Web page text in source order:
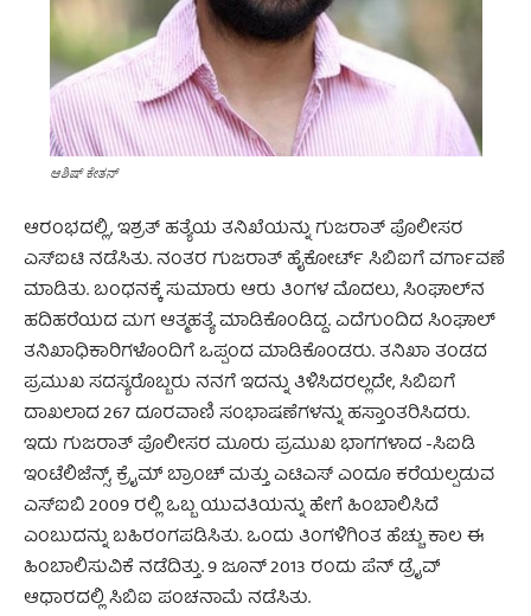
ಆಶಿಷ್ ಕೇತನ್
ಆರಂಭದಲ್ಲಿ, ಇಶ್ರತ್ ಹತ್ಯೆಯ ತನಿಖೆಯನ್ನು ಗುಜರಾತ್ ಪೊಲೀಸರ
ಎಸ್‌ಐಟಿ ನಡೆಸಿತು. ನಂತರ ಗುಜರಾತ್ ಹೈಕೋರ್ಟ್ ಸಿಬಿಐಗೆ ವರ್ಗಾವಣೆ
ಮಾಡಿತು. ಬಂಧನಕ್ಕೆ ಸುಮಾರು ಆರು ತಿಂಗಳ ಮೊದಲು, ಸಿಂಘಾಲ್‌ನ
ಹದಿಹರೆಯದ ಮಗ ಆತ್ಮಹತ್ಯೆ ಮಾಡಿಕೊಂಡಿದ್ದ. ಎದೆಗುಂದಿದ ಸಿಂಘಾಲ್
ತನಿಖಾಧಿಕಾರಿಗಳೊಂದಿಗೆ ಒಪ್ಪಂದ ಮಾಡಿಕೊಂಡರು. ತನಿಖಾ ತಂಡದ
ಪ್ರಮುಖ ಸದಸ್ಯರೊಬ್ಬರು ನನಗೆ ಇದನ್ನು ತಿಳಿಸಿದರಲ್ಲದೇ, ಸಿಬಿಐಗೆ
ದಾಖಲಾದ 267 ದೂರವಾಣಿ ಸಂಭಾಷಣೆಗಳನ್ನು ಹಸ್ತಾಂತರಿಸಿದರು.
ಇದು ಗುಜರಾತ್ ಪೊಲೀಸರ ಮೂರು ಪ್ರಮುಖ ಭಾಗಗಳಾದ -ಸಿಐಡಿ
ಇಂಟೆಲಿಜೆನ್ಸ್, ಕ್ರೈಮ್ ಬ್ರಾಂಚ್ ಮತ್ತು ಎಟಿಎಸ್ ಎಂದೂ ಕರೆಯಲ್ಪಡುವ
ಎಸ್‌ಐಬಿ 2009 ರಲ್ಲಿ ಒಬ್ಬ ಯುವತಿಯನ್ನು ಹೇಗೆ ಹಿಂಬಾಲಿಸಿದೆ
ಎಂಬುದನ್ನು ಬಹಿರಂಗಪಡಿಸಿತು. ಒಂದು ತಿಂಗಳಿಗಿಂತ ಹೆಚ್ಚು ಕಾಲ ಈ
ಹಿಂಬಾಲಿಸುವಿಕೆ ನಡೆದಿತ್ತು. 9 ಜೂನ್ 2013 ರಂದು ಪೆನ್ ಡ್ರೈವ್
ಆಧಾರದಲ್ಲಿ ಸಿಬಿಐ ಪಂಚನಾಮೆ ನಡೆಸಿತು.